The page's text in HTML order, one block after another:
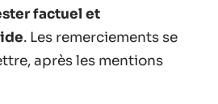
factuel et
. Les remerciements se
après les mentions